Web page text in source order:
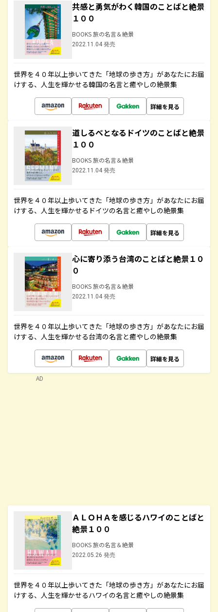
共感と勇気がわく韓国のことばと絶景
１００
BOOKS 旅の名言＆絶景
2022.11.04 発売
世界を４０年以上歩いてきた「地球の歩き方」があなたにお届
けする、人生を輝かせる韓国の名言と癒やしの絶景集
詳細を見る
道しるべとなるドイツのことばと絶景
１００
BOOKS 旅の名言＆絶景
2022.11.04 発売
世界を４０年以上歩いてきた「地球の歩き方」があなたにお届
けする、人生を輝かせるドイツの名言と癒やしの絶景集
詳細を見る
心に寄り添う台湾のことばと絶景１０
０
BOOKS 旅の名言＆絶景
2022.11.04 発売
世界を４０年以上歩いてきた「地球の歩き方」があなたにお届
けする、人生を輝かせる台湾の名言と癒やしの絶景集
詳細を見る
ＡＬＯＨＡを感じるハワイのことばと
絶景１００
BOOKS 旅の名言＆絶景
2022.05.26 発売
世界を４０年以上歩いてきた「地球の歩き方」があなたにお届
けする、人生を輝かせるハワイの名言と癒やしの絶景集
AD